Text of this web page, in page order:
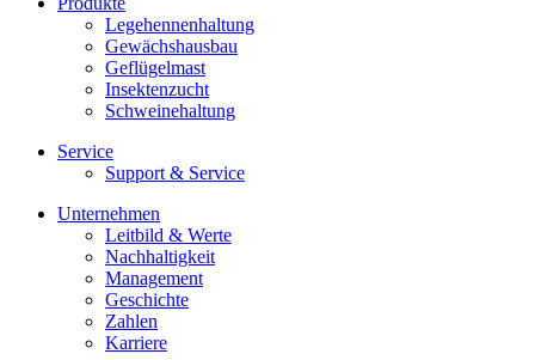
Legehennenhaltung
Gewächshausbau
Geflügelmast
Insektenzucht
Schweinehaltung
Service
Support & Service
Unternehmen
Leitbild & Werte
Nachhaltigkeit
Management
Geschichte
Zahlen
Karriere